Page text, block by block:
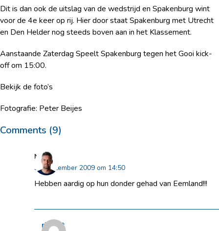
Dit is dan ook de uitslag van de wedstrijd en Spakenburg wint
voor de 4e keer op rij. Hier door staat Spakenburg met Utrecht
en Den Helder nog steeds boven aan in het Klassement.
Aanstaande Zaterdag Speelt Spakenburg tegen het Gooi kick-
off om 15:00.
Bekijk de foto’s
Fotografie: Peter Beijes
Comments (9)
Niels
30 september 2009 om 14:50
Hebben aardig op hun donder gehad van Eemland!!!
rikkert